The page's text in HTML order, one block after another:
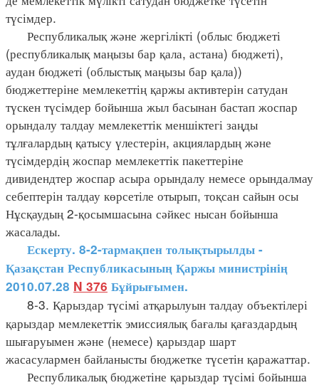
түсімдер.
Республикалық және жергілікті (облыс бюджеті
(республикалық маңызы бар қала, астана) бюджеті),
аудан бюджеті (облыстық маңызы бар қала))
бюджеттеріне мемлекеттің қаржы активтерін сатудан
түскен түсімдер бойынша жыл басынан бастап жоспар
орындалу талдау мемлекеттік меншіктегі заңды
тұлғалардың қатысу үлестерін, акциялардың және
түсімдердің жоспар мемлекеттік пакеттеріне
дивидендтер жоспар асыра орындалу немесе орындалмау
себептерін талдау көрсетіле отырып, тоқсан сайын осы
Нұсқаудың 2-қосымшасына сәйкес нысан бойынша
жасалады.
Ескерту. 8-2-тармақпен толықтырылды -
Қазақстан Республикасының Қаржы министрінің
2010.07.28 N 376 Бұйрығымен.
8-3. Қарыздар түсімі атқарылуын талдау объектілері
қарыздар мемлекеттік эмиссиялық бағалы қағаздардың
шығаруымен және (немесе) қарыздар шарт
жасасулармен байланысты бюджетке түсетін қаражаттар.
Республикалық бюджетіне қарыздар түсімі бойынша